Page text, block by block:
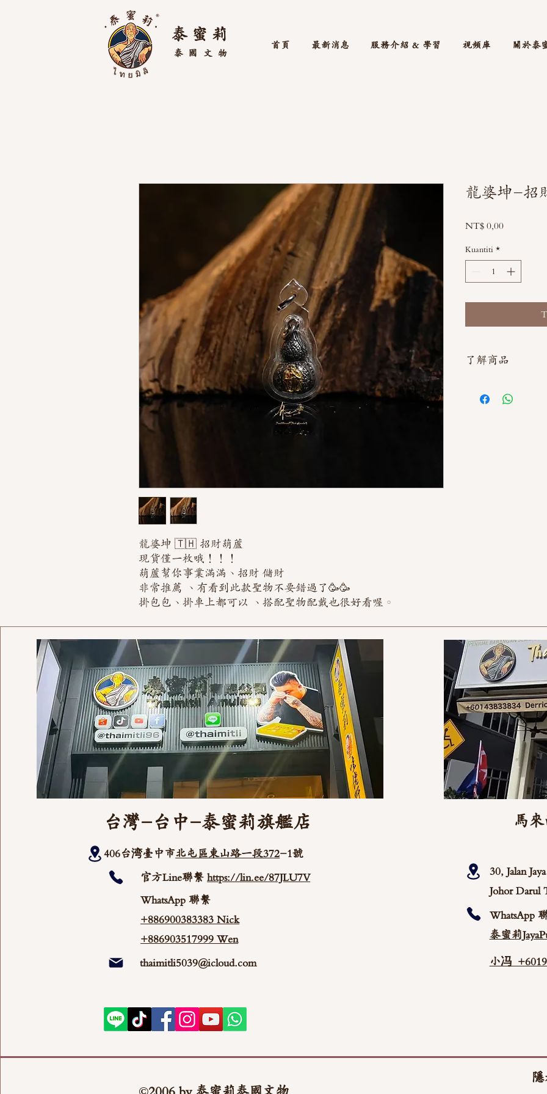
泰 蜜 莉
文物
泰國
首頁 最新消息 服務介紹 & 學習 視頻庫 關於泰
龍婆坤 🇹🇭 招財葫蘆
現貨僅一枚哦！！！
葫蘆幫你事業滿滿、招財 儲財
非常推薦 、有看到此款聖物不要錯過了🥳🥳
掛包包、掛車上都可以 、搭配聖物配戴也很好看喔。
龍婆坤-招
NT$ 0,00Harga
Kuantiti *
了解商品
台灣-台中-泰蜜莉旗艦店
406台湾臺中市北屯區東山路一段372-1號
官方Line聯繫https://lin.ee/87JLU7V
WhatsApp 聯繫
+886900383383 Nick
+886903517999 Wen
thaimitli5039@icloud.com
馬
30, Jalan
Johor Darul
WhatsApp
泰蜜莉
小冯